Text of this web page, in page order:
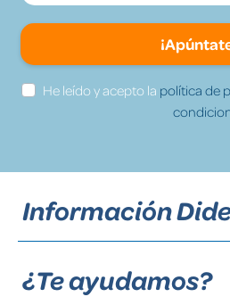
He leído y acepto la política de
Información
¿Te ayudamos?